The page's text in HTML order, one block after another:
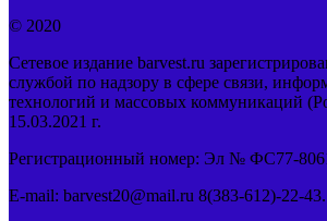
© 2020
Сетевое издание barvest.ru
службой по надзору в сфере связи,
технологий и массовых коммуникаций
15.03.2021 г.
Регистрационный номер: Эл № ФС77-
E-mail: barvest20@mail.ru 8(383-612)-22-43.